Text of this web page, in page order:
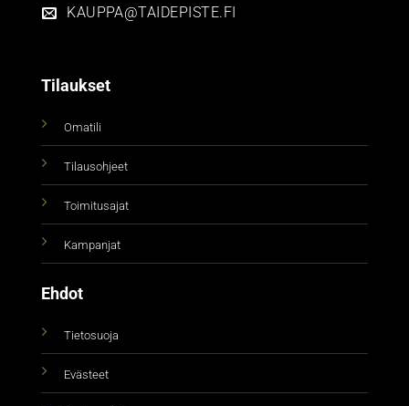
KAUPPA@TAIDEPISTE.FI
Tilaukset
Omatili
Tilausohjeet
Toimitusajat
Kampanjat
Ehdot
Tietosuoja
Evästeet